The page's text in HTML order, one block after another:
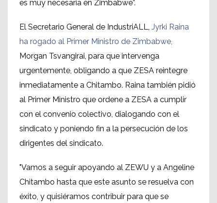
es muy necesaria en Zimbabwe”.
El Secretario General de IndustriALL, Jyrki Raina
ha rogado al Primer Ministro de Zimbabwe,
Morgan Tsvangirai, para que intervenga
urgentemente, obligando a que ZESA reintegre
inmediatamente a Chitambo. Raina también pidió
al Primer Ministro que ordene a ZESA a cumplir
con el convenio colectivo, dialogando con el
sindicato y poniendo fin a la persecución de los
dirigentes del sindicato.
"Vamos a seguir apoyando al ZEWU y a Angeline
Chitambo hasta que este asunto se resuelva con
éxito, y quisiéramos contribuir para que se